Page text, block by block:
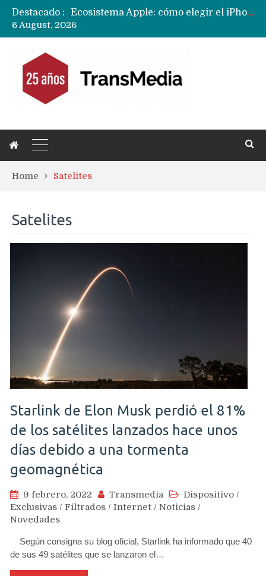
Destacado :
Ecosistema Apple: cómo elegir el iPhone según tu uso
Apple dice que más ex empleados se llevaron datos confidenciales a OpenAI
6 August, 2026
Home Satelites
Satelites
Starlink de Elon Musk perdió el 81%
de los satélites lanzados hace unos
días debido a una tormenta
geomagnética
9 febrero, 2022 Transmedia Dispositivo /
Exclusivas / Filtrados / Internet / Noticias /
Novedades
Según consigna su blog oficial, Starlink ha informado que 40
de sus 49 satélites que se lanzaron el…